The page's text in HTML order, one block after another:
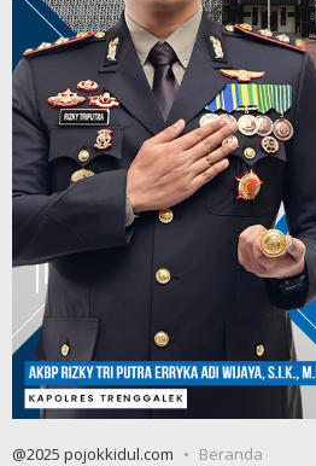
@2025 pojokkidul.com Beranda